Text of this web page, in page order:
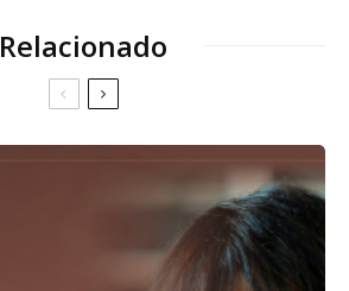
Relacionado